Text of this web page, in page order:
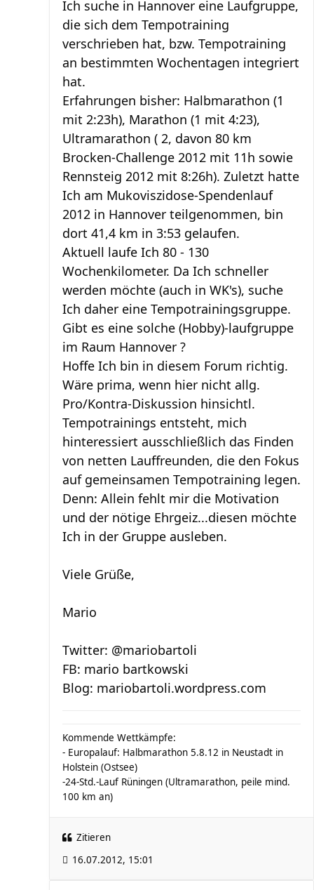
Ich suche in Hannover eine Laufgruppe,
die sich dem Tempotraining
verschrieben hat, bzw. Tempotraining
an bestimmten Wochentagen integriert
hat.
Erfahrungen bisher: Halbmarathon (1
mit 2:23h), Marathon (1 mit 4:23),
Ultramarathon ( 2, davon 80 km
Brocken-Challenge 2012 mit 11h sowie
Rennsteig 2012 mit 8:26h). Zuletzt hatte
Ich am Mukoviszidose-Spendenlauf
2012 in Hannover teilgenommen, bin
dort 41,4 km in 3:53 gelaufen.
Aktuell laufe Ich 80 - 130
Wochenkilometer. Da Ich schneller
werden möchte (auch in WK's), suche
Ich daher eine Tempotrainingsgruppe.
Gibt es eine solche (Hobby)-laufgruppe
im Raum Hannover ?
Hoffe Ich bin in diesem Forum richtig.
Wäre prima, wenn hier nicht allg.
Pro/Kontra-Diskussion hinsichtl.
Tempotrainings entsteht, mich
hinteressiert ausschließlich das Finden
von netten Lauffreunden, die den Fokus
auf gemeinsamen Tempotraining legen.
Denn: Allein fehlt mir die Motivation
und der nötige Ehrgeiz...diesen möchte
Ich in der Gruppe ausleben.
Viele Grüße,
Mario
Twitter: @mariobartoli
FB: mario bartkowski
Blog: mariobartoli.wordpress.com
Kommende Wettkämpfe:
- Europalauf: Halbmarathon 5.8.12 in Neustadt in
Holstein (Ostsee)
-24-Std.-Lauf Rüningen (Ultramarathon, peile mind.
100 km an)
Zitieren
16.07.2012, 15:01